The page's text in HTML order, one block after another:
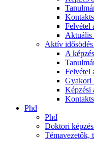
Felvétel
Aktuális
Aktív
A
Felvétel
Gyakori
Képzési
Phd
Phd
Doktori
Témavezetők,